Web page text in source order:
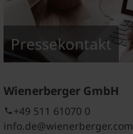
Pressekontakt
Wienerberger GmbH
+49 511 61070 0
info.de@wienerberger.com